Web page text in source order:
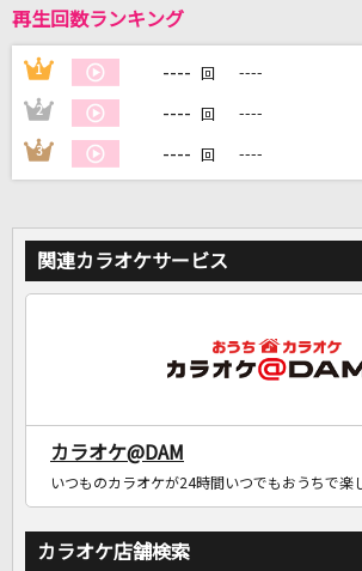
DAMに会員登録・ログインし
カラオケをもっと楽しもう！
再生回数ランキング
1 ---- 回 ----
2 ---- 回 ----
3 ---- 回 ----
関連カラオケサービス
カラオケ@DAM
いつものカラオケが24時間いつでもおうちで楽
カラオケ店舗検索